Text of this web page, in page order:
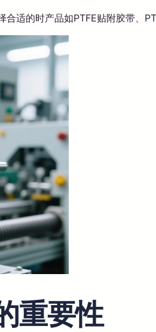
适的时产品如PTFE贴附胶带、
重要性